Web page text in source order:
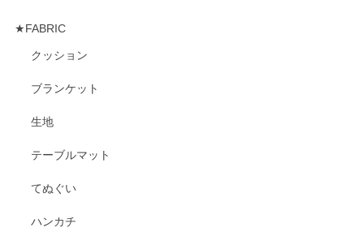
★FABRIC
クッション
ブランケット
生地
テーブルマット
てぬぐい
ハンカチ